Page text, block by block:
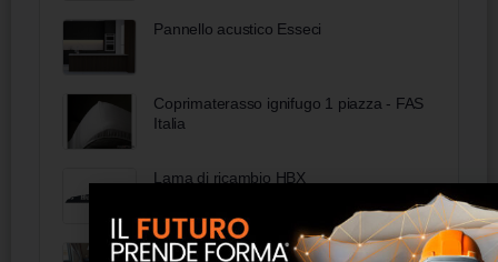
Pannello acustico Esseci
Coprimaterasso ignifugo 1 piazza - FAS
Italia
Lama di ricambio HBX
Interior Design